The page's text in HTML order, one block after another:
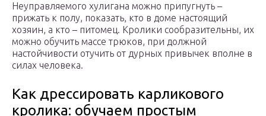
Неуправляемого хулигана можно припугнуть –
прижать к полу, показать, кто в доме настоящий
хозяин, а кто – питомец. Кролики сообразительны, их
можно обучить массе трюков, при должной
настойчивости отучить от дурных привычек вполне в
силах человека.
Как дрессировать карликового
кролика: обучаем простым